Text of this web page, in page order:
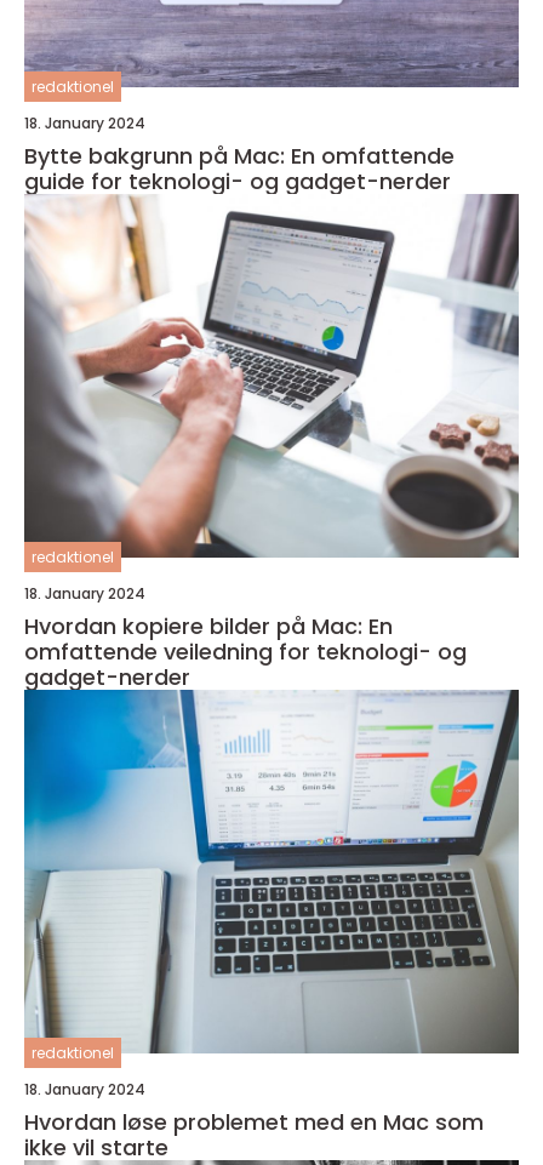
redaktionel
18. January 2024
Bytte bakgrunn på Mac: En omfattende
guide for teknologi- og gadget-nerder
redaktionel
18. January 2024
Hvordan kopiere bilder på Mac: En
omfattende veiledning for teknologi- og
gadget-nerder
redaktionel
18. January 2024
Hvordan løse problemet med en Mac som
ikke vil starte